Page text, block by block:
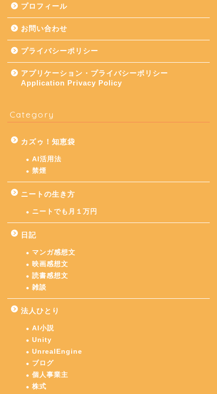
プロフィール
お問い合わせ
プライバシーポリシー
アプリケーション・プライバシーポリシー
Application Privacy Policy
Category
カズゥ！知恵袋
AI活用法
禁煙
ニートの生き方
ニートでも月１万円
日記
マンガ感想文
映画感想文
読書感想文
雑談
法人ひとり
AI小説
Unity
UnrealEngine
ブログ
個人事業主
株式